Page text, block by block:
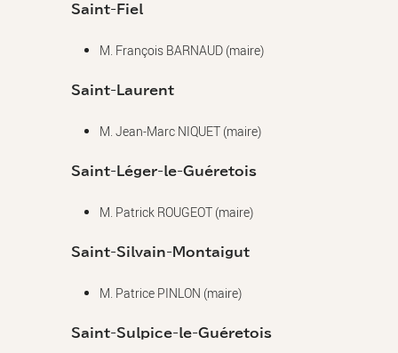
Saint-Fiel
M. François BARNAUD (maire)
Saint-Laurent
M. Jean-Marc NIQUET (maire)
Saint-Léger-le-Guéretois
M. Patrick ROUGEOT (maire)
Saint-Silvain-Montaigut
M. Patrice PINLON (maire)
Saint-Sulpice-le-Guéretois